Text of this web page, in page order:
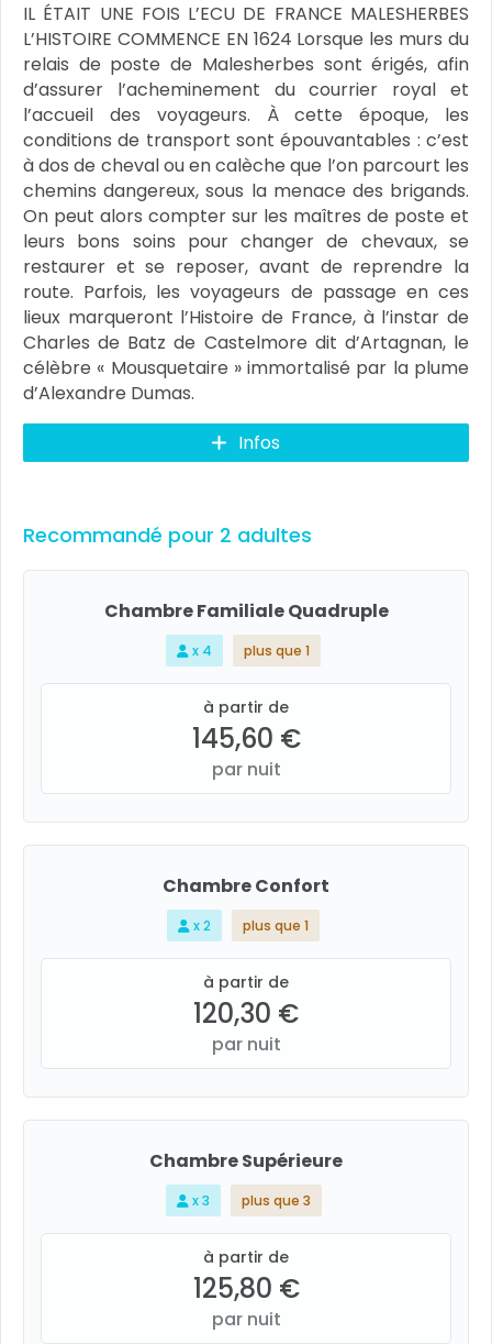
IL ÉTAIT UNE FOIS L’ECU DE FRANCE MALESHERBES
L’HISTOIRE COMMENCE EN 1624 Lorsque les murs du
relais de poste de Malesherbes sont érigés, afin
d’assurer l’acheminement du courrier royal et
l’accueil des voyageurs. À cette époque, les
conditions de transport sont épouvantables : c’est
à dos de cheval ou en calèche que l’on parcourt les
chemins dangereux, sous la menace des brigands.
On peut alors compter sur les maîtres de poste et
leurs bons soins pour changer de chevaux, se
restaurer et se reposer, avant de reprendre la
route. Parfois, les voyageurs de passage en ces
lieux marqueront l’Histoire de France, à l’instar de
Charles de Batz de Castelmore dit d’Artagnan, le
célèbre « Mousquetaire » immortalisé par la plume
d’Alexandre Dumas.
Infos
Recommandé pour 2 adultes
Chambre Familiale Quadruple
x 4 plus que 1
à partir de
145,60 €
par nuit
Chambre Confort
x 2 plus que 1
à partir de
120,30 €
par nuit
Chambre Supérieure
x 3 plus que 3
à partir de
125,80 €
par nuit